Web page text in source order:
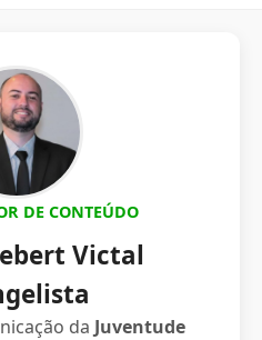
DE CONTEÚDO
Victal
da Juventude